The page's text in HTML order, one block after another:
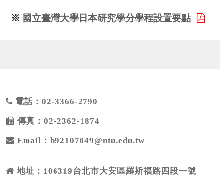
※ 國立臺灣大學日本研究學分學程設置要點
電話：02-3366-2790
傳真：02-2362-1874
Email：b92107049@ntu.edu.tw
地址：106319台北市大安區羅斯福路四段一號